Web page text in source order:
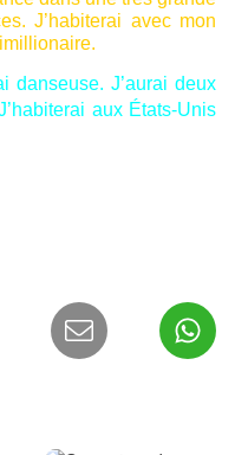
J’habiterai avec mon
danseuse. J’aurai deux
aux États-Unis